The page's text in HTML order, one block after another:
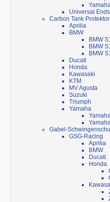
Universal
Carbon Tank
Aprilia
BMW
BMW
BMW
BMW
Ducati
Honda
Kawasaki
KTM
MV Agusta
Suzuki
Triumph
Yamaha
Gabel-
GSG-Racing
Aprilia
BMW
Ducati
Honda